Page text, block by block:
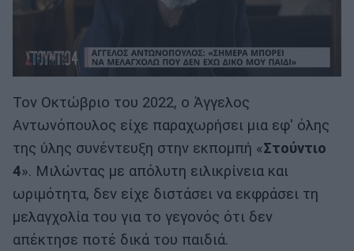
Τον Οκτώβριο του 2022, ο Άγγελος
Αντωνόπουλος είχε παραχωρήσει μια εφ' όλης
της ύλης συνέντευξη στην εκπομπή «Στούντιο
4». Μιλώντας με απόλυτη ειλικρίνεια και
ωριμότητα, δεν είχε διστάσει να εκφράσει τη
μελαγχολία του για το γεγονός ότι δεν
απέκτησε ποτέ δικά του παιδιά.